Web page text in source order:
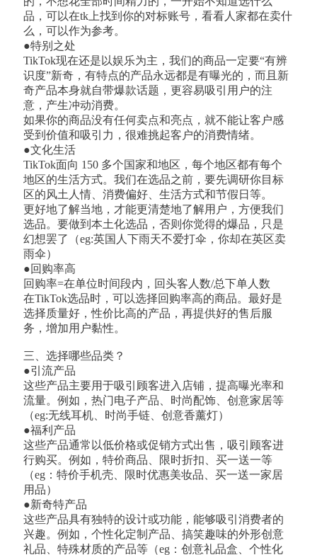
品，可以在tk上找到你的对标账号，看看人家都在卖什
么，可以作为参考。
●特别之处
TikTok现在还是以娱乐为主，我们的商品一定要“有辨
识度”新奇，有特点的产品永远都是有曝光的，而且新
奇产品本身就自带爆款话题，更容易吸引用户的注
意，产生冲动消费。
如果你的商品没有任何卖点和亮点，就不能让客户感
受到价值和吸引力，很难挑起客户的消费情绪。
●文化生活
TikTok面向 150 多个国家和地区，每个地区都有每个
地区的生活方式。我们在选品之前，要先调研你目标
区的风土人情、消费偏好、生活方式和节假日等。
更好地了解当地，才能更清楚地了解用户，方便我们
选品。要做到本土化选品，否则你觉得的爆品，只是
幻想罢了（eg:英国人下雨天不爱打伞，你却在英区卖
雨伞）
●回购率高
回购率=在单位时间段内，回头客人数/总下单人数
在TikTok选品时，可以选择回购率高的商品。最好是
选择质量好，性价比高的产品，再提供好的售后服
务，增加用户黏性。
三、选择哪些品类？
●引流产品
这些产品主要用于吸引顾客进入店铺，提高曝光率和
流量。例如，热门电子产品、时尚配饰、创意家居等
（eg:无线耳机、时尚手链、创意香薰灯）
●福利产品
这些产品通常以低价格或促销方式出售，吸引顾客进
行购买。例如，特价商品、限时折扣、买一送一等
（eg：特价手机壳、限时优惠美妆品、买一送一家居
用品）
●新奇特产品
这些产品具有独特的设计或功能，能够吸引消费者的
兴趣。例如，个性化定制产品、搞笑趣味的外形创意
礼品、特殊材质的产品等（eg：创意礼品盒、个性化